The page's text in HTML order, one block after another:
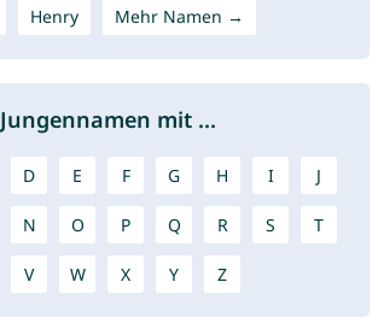
Henry Mehr Namen →
Jungennamen mit ...
D E F G H I J
N O P Q R S T
V W X Y Z